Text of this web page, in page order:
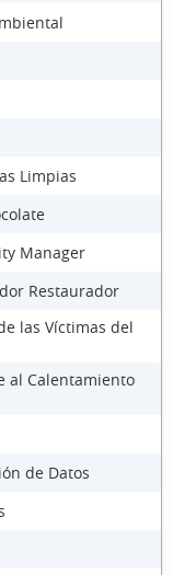
Limpias
Manager
Restaurador
las Víctimas del
al Calentamiento
de Datos